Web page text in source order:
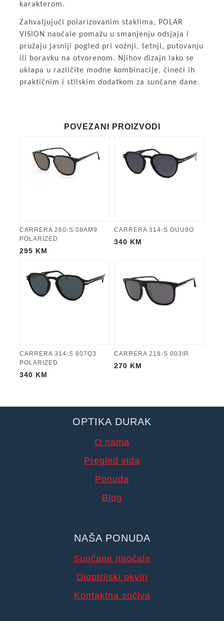
karakterom.
Zahvaljujući polarizovanim staklima, POLAR
VISION naočale pomažu u smanjenju odsjaja i
pružaju jasniji pogled pri vožnji, šetnji, putovanju
ili boravku na otvorenom. Njihov dizajn lako se
uklapa u različite modne kombinacije, čineći ih
praktičnim i stilskim dodatkom za sunčane dane.
POVEZANI PROIZVODI
CARRERA 260-S 08AM9
POLARIZED
295 KM
CARRERA 314-S GUU9O
340 KM
CARRERA 314-S 807Q3
POLARIZED
340 KM
CARRERA 218-S 003IR
270 KM
OPTIKA DURAK
O nama
Pregled vida
Ponuda
Blog
NAŠA PONUDA
Sunčane naočale
Dioptrijski okviri
Kontaktna sočiva